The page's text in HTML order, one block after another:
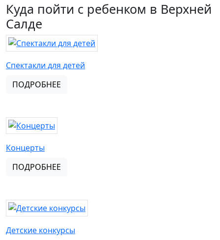
Куда пойти с ребенком в Верхней
Салде
Спектакли для детей
ПОДРОБНЕЕ
Концерты
ПОДРОБНЕЕ
Детские конкурсы